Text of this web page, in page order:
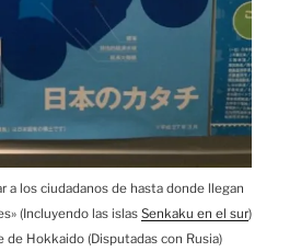
a los ciudadanos de hasta donde llegan
(Incluyendo las islas Senkaku en el sur)
de Hokkaido (Disputadas con Rusia)